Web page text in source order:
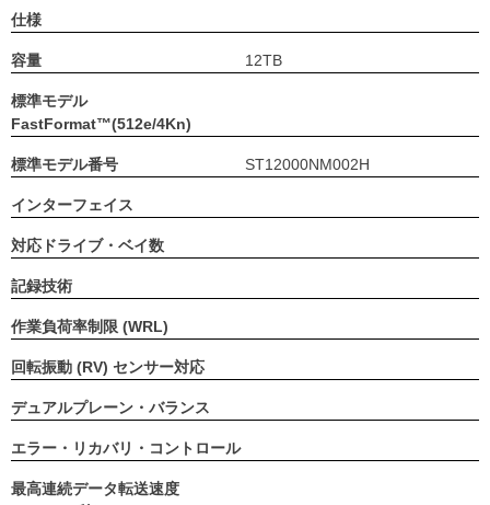
仕様
容量 12TB
標準モデル
FastFormat™(512e/4Kn)
標準モデル番号 ST12000NM002H
インターフェイス
対応ドライブ・ベイ数
記録技術
作業負荷率制限 (WRL)
回転振動 (RV) センサー対応
デュアルプレーン・バランス
エラー・リカバリ・コントロール
最高連続データ転送速度